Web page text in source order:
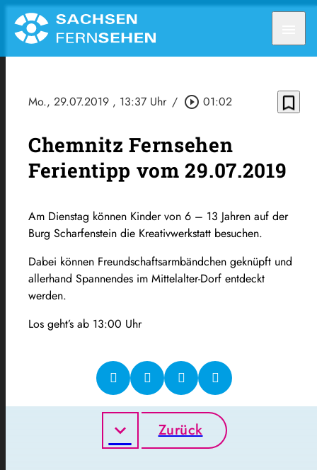
Mo., 29.07.2019 , 13:37 Uhr / play_circle_outline 01:02 bookmark_border
Chemnitz Fernsehen
Ferientipp vom 29.07.2019
Am Dienstag können Kinder von 6 – 13 Jahren auf der
Burg Scharfenstein die Kreativwerkstatt besuchen.
Dabei können Freundschaftsarmbändchen geknüpft und
allerhand Spannendes im Mittelalter-Dorf​ entdeckt
werden.
Los geht’s ab 13:00 Uhr
Zurück